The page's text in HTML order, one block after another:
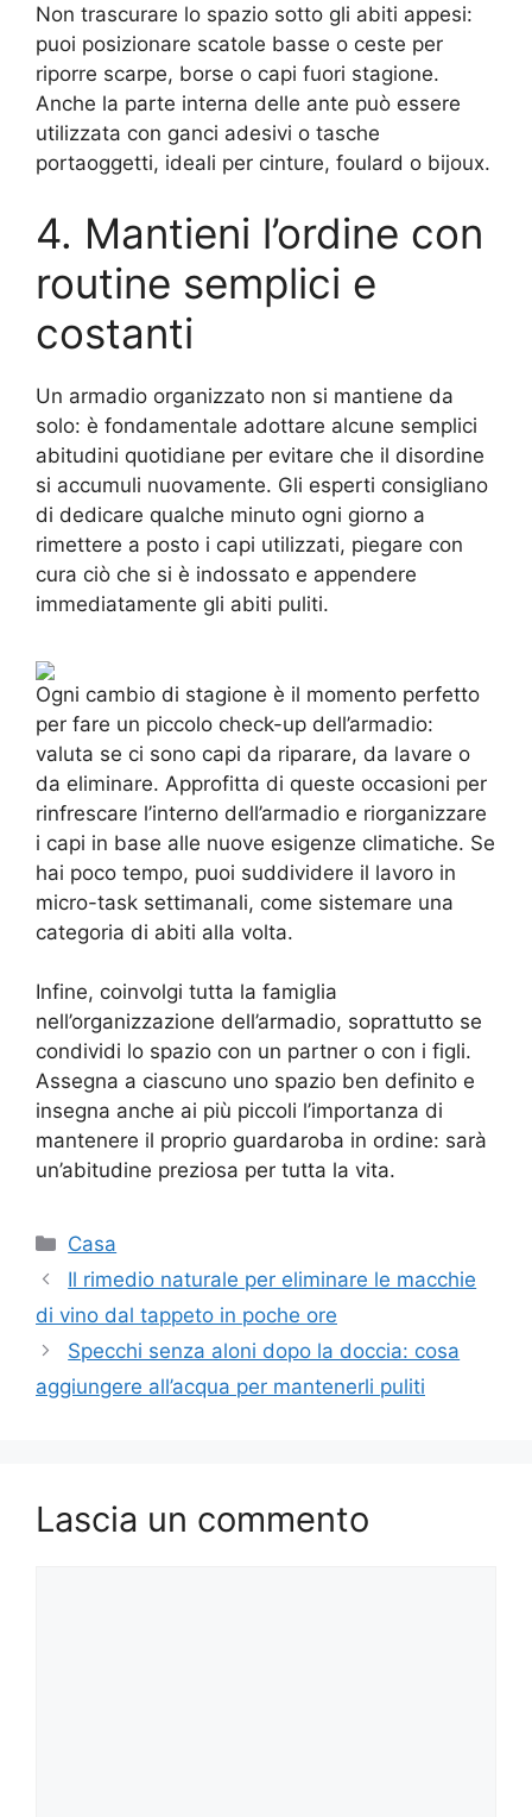
Non trascurare lo spazio sotto gli abiti appesi:
puoi posizionare scatole basse o ceste per
riporre scarpe, borse o capi fuori stagione.
Anche la parte interna delle ante può essere
utilizzata con ganci adesivi o tasche
portaoggetti, ideali per cinture, foulard o bijoux.
4. Mantieni l’ordine con
routine semplici e
costanti
Un armadio organizzato non si mantiene da
solo: è fondamentale adottare alcune semplici
abitudini quotidiane per evitare che il disordine
si accumuli nuovamente. Gli esperti consigliano
di dedicare qualche minuto ogni giorno a
rimettere a posto i capi utilizzati, piegare con
cura ciò che si è indossato e appendere
immediatamente gli abiti puliti.
Ogni cambio di stagione è il momento perfetto
per fare un piccolo check-up dell’armadio:
valuta se ci sono capi da riparare, da lavare o
da eliminare. Approfitta di queste occasioni per
rinfrescare l’interno dell’armadio e riorganizzare
i capi in base alle nuove esigenze climatiche. Se
hai poco tempo, puoi suddividere il lavoro in
micro-task settimanali, come sistemare una
categoria di abiti alla volta.
Infine, coinvolgi tutta la famiglia
nell’organizzazione dell’armadio, soprattutto se
condividi lo spazio con un partner o con i figli.
Assegna a ciascuno uno spazio ben definito e
insegna anche ai più piccoli l’importanza di
mantenere il proprio guardaroba in ordine: sarà
un’abitudine preziosa per tutta la vita.
Categorie
Casa
Il rimedio naturale per eliminare le macchie
di vino dal tappeto in poche ore
Specchi senza aloni dopo la doccia: cosa
aggiungere all’acqua per mantenerli puliti
Lascia un commento